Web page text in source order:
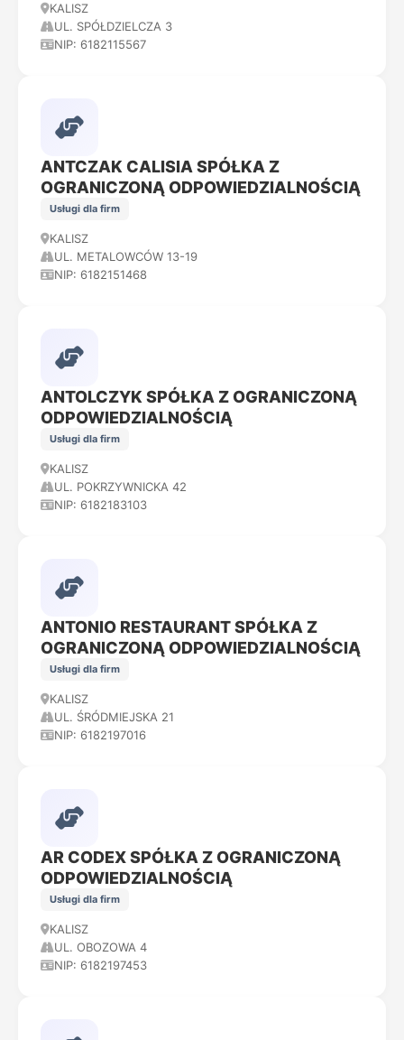
KALISZ
UL. SPÓŁDZIELCZA 3
NIP: 6182115567
ANTCZAK CALISIA SPÓŁKA Z
OGRANICZONĄ ODPOWIEDZIALNOŚCIĄ
Usługi dla firm
KALISZ
UL. METALOWCÓW 13-19
NIP: 6182151468
ANTOLCZYK SPÓŁKA Z OGRANICZONĄ
ODPOWIEDZIALNOŚCIĄ
Usługi dla firm
KALISZ
UL. POKRZYWNICKA 42
NIP: 6182183103
ANTONIO RESTAURANT SPÓŁKA Z
OGRANICZONĄ ODPOWIEDZIALNOŚCIĄ
Usługi dla firm
KALISZ
UL. ŚRÓDMIEJSKA 21
NIP: 6182197016
AR CODEX SPÓŁKA Z OGRANICZONĄ
ODPOWIEDZIALNOŚCIĄ
Usługi dla firm
KALISZ
UL. OBOZOWA 4
NIP: 6182197453